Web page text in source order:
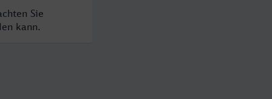
Sie
kann.